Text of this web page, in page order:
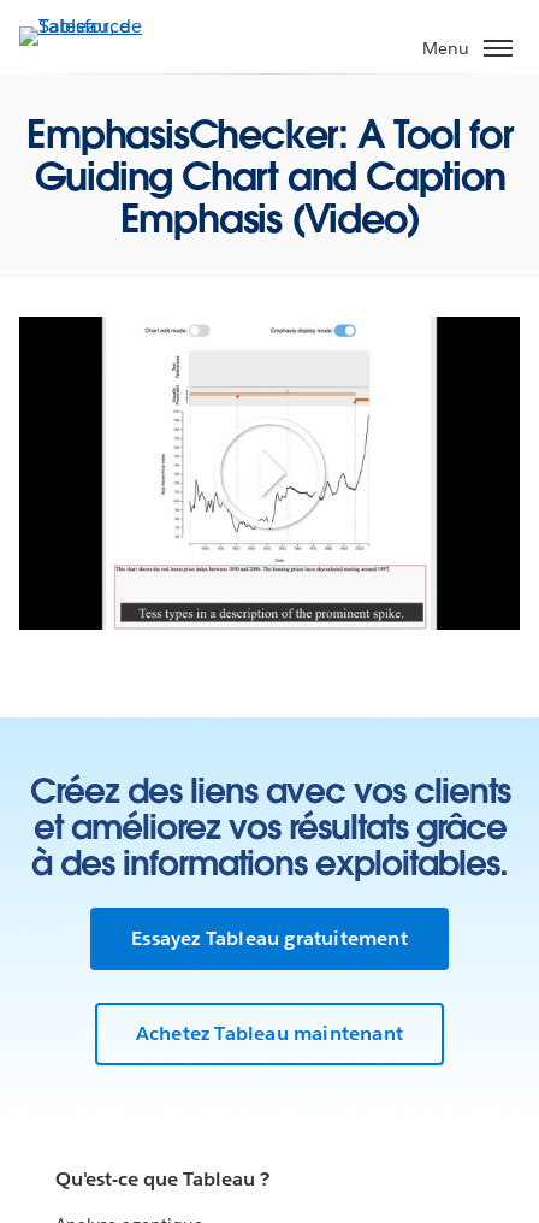
Aller
au
Menu
EmphasisChecker: A Tool for
Guiding Chart and Caption
Emphasis (Video)
Play
Video
Créez des liens avec vos clients
et améliorez vos résultats grâce
à des informations exploitables.
Essayez Tableau gratuitement
Achetez Tableau maintenant
Qu'est-ce que Tableau ?